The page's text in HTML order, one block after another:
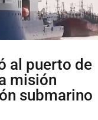
al puerto de
misión
submarino